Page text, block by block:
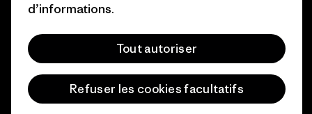
© 2026 Patagonia, Inc. All Rights Reserved.
d’informations.
Tout autoriser
Refuser les cookies facultatifs